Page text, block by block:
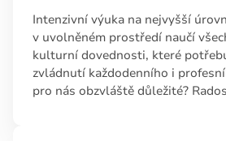
Intenzivní výuka na nejvyšší
v uvolněném prostředí naučí
kulturní dovednosti, které
zvládnutí každodenního i
pro nás obzvláště důležité?